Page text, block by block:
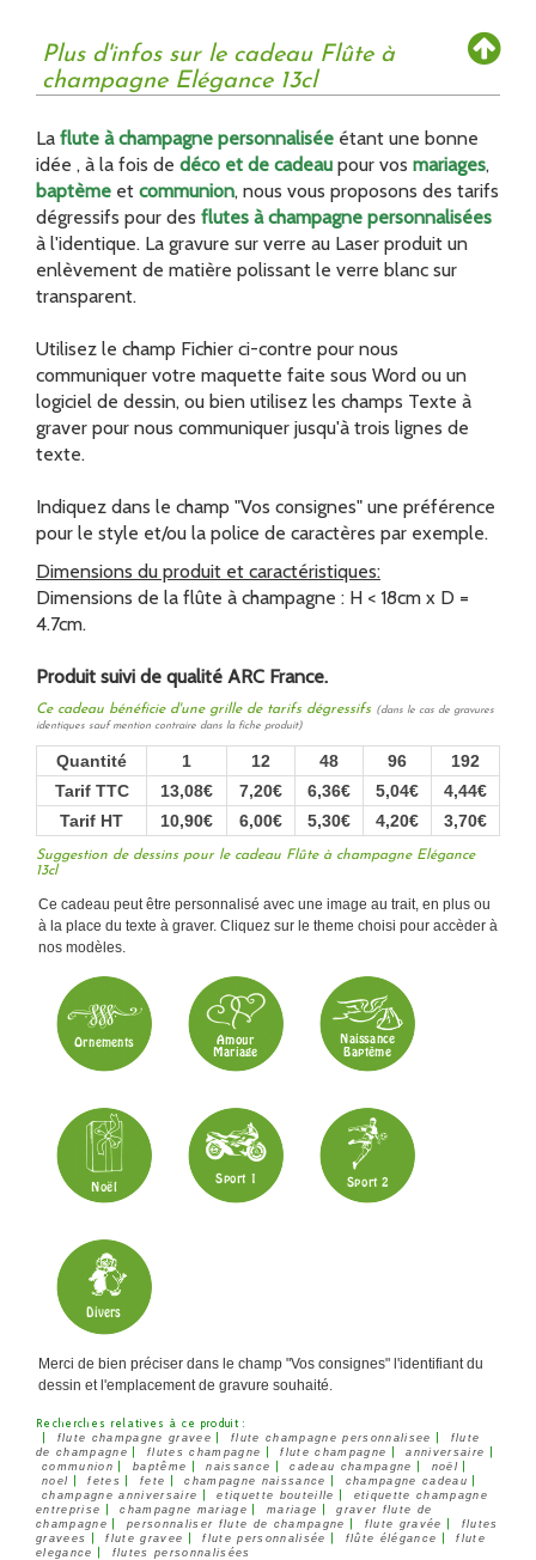
Plus d'infos sur le cadeau Flûte à
champagne Elégance 13cl
La flute à champagne personnalisée étant une bonne
idée , à la fois de déco et de cadeau pour vos mariages,
baptème et communion, nous vous proposons des tarifs
dégressifs pour des flutes à champagne personnalisées
à l'identique. La gravure sur verre au Laser produit un
enlèvement de matière polissant le verre blanc sur
transparent.
Utilisez le champ Fichier ci-contre pour nous
communiquer votre maquette faite sous Word ou un
logiciel de dessin, ou bien utilisez les champs Texte à
graver pour nous communiquer jusqu'à trois lignes de
texte.
Indiquez dans le champ "Vos consignes" une préférence
pour le style et/ou la police de caractères par exemple.
Dimensions du produit et caractéristiques:
Dimensions de la flûte à champagne : H < 18cm x D =
4.7cm.
Produit suivi de qualité ARC France.
Ce cadeau bénéficie d'une grille de tarifs dégressifs (dans le cas de gravures
identiques sauf mention contraire dans la fiche produit)
Quantité 1 12 48 96
192
Tarif TTC
13,08€ 7,20€ 6,36€ 5,04€
4,44€
Tarif HT
10,90€ 6,00€ 5,30€ 4,20€ 3,70€
Suggestion de dessins pour le cadeau Flûte à champagne Elégance
13cl
Ce cadeau peut être personnalisé avec une image au trait, en plus ou
à la place du texte à graver. Cliquez sur le theme choisi pour accèder à
nos modèles.
Merci de bien préciser dans le champ "Vos consignes" l'identifiant du
dessin et l'emplacement de gravure souhaité.
Recherches relatives à ce produit :
flute champagne gravee flute champagne personnalisee
flute
de champagne
flutes champagne flute champagne anniversaire
communion baptême naissance cadeau champagne noël
noel fetes fete champagne naissance champagne cadeau
champagne anniversaire etiquette bouteille
etiquette champagne
entreprise
champagne mariage mariage
graver flute de
champagne
personnaliser flute de champagne flute gravée
flutes
gravees
flute gravee flute personnalisée flûte élégance
flute
elegance
flutes personnalisées